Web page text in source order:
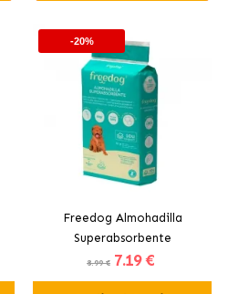
-20%
Freedog Almohadilla
Superabsorbente
Empapadores para Perros
8.99 € 7.19 €